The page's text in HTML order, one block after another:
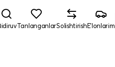
TanlanganlarSolishtirishE'lonlarim